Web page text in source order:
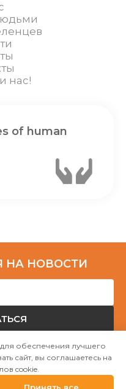
нас!
of human
НА НОВОСТИ
"Надёжный дом""
для обеспечения лучшего
сайт, вы соглашаетесь на
cookie.